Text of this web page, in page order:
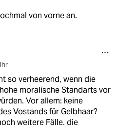
von vorne an.
so verheerend, wenn die
moralische Standarts vor
Vor allem: keine
Vostands für Gelbhaar?
weitere Fälle, die